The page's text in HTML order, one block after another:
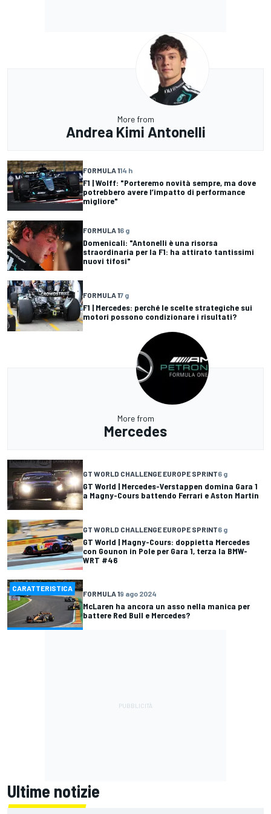
More from
Andrea Kimi Antonelli
FORMULA 114 h
F1 | Wolff: "Porteremo novità sempre, ma dove
potrebbero avere l’impatto di performance
migliore"
FORMULA 16 g
Domenicali: "Antonelli è una risorsa
straordinaria per la F1: ha attirato tantissimi
nuovi tifosi"
FORMULA 17 g
F1 | Mercedes: perché le scelte strategiche sui
motori possono condizionare i risultati?
More from
Mercedes
GT WORLD CHALLENGE EUROPE SPRINT6 g
GT World | Mercedes-Verstappen domina Gara 1
a Magny-Cours battendo Ferrari e Aston Martin
GT WORLD CHALLENGE EUROPE SPRINT6 g
GT World | Magny-Cours: doppietta Mercedes
con Gounon in Pole per Gara 1, terza la BMW-
WRT #46
CARATTERISTICA
FORMULA 19 ago 2024
McLaren ha ancora un asso nella manica per
battere Red Bull e Mercedes?
Ultime notizie